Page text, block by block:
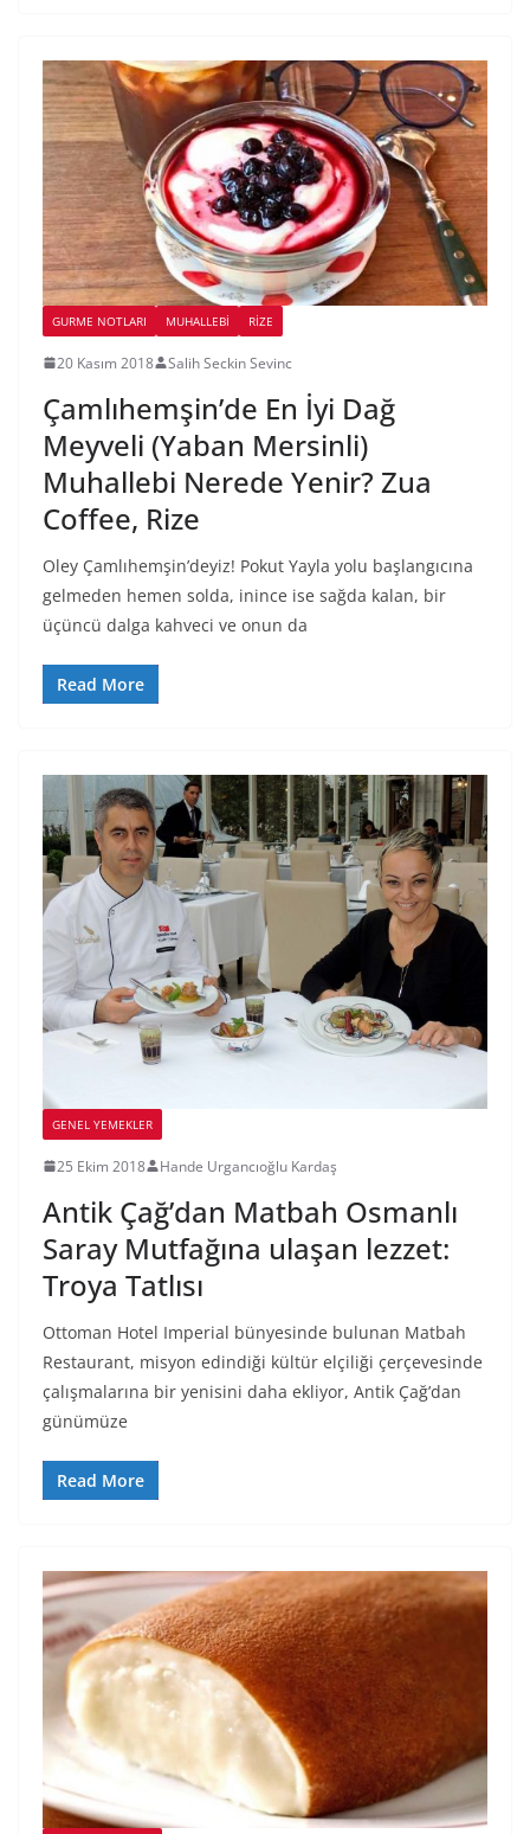
GURME NOTLARI MUHALLEBI RIZE
20 Kasım 2018 Salih Seckin Sevinc
Çamlıhemşin’de En İyi Dağ
Meyveli (Yaban Mersinli)
Muhallebi Nerede Yenir? Zua
Coffee, Rize
Oley Çamlıhemşin’deyiz! Pokut Yayla yolu başlangıcına
gelmeden hemen solda, inince ise sağda kalan, bir
üçüncü dalga kahveci ve onun da
Read More
GENEL YEMEKLER
25 Ekim 2018 Hande Urgancıoğlu Kardaş
Antik Çağ’dan Matbah Osmanlı
Saray Mutfağına ulaşan lezzet:
Troya Tatlısı
Ottoman Hotel Imperial bünyesinde bulunan Matbah
Restaurant, misyon edindiği kültür elçiliği çerçevesinde
çalışmalarına bir yenisini daha ekliyor, Antik Çağ’dan
günümüze
Read More